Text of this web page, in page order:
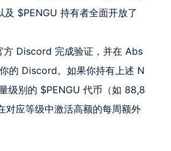
及 $PENGU 持有者全面开放了
方 Discord 完成验证，并在 Abs
的 Discord。如果你持有上述 N
级别的 $PENGU 代币（如 88,8
对应等级中激活高额的每周额外